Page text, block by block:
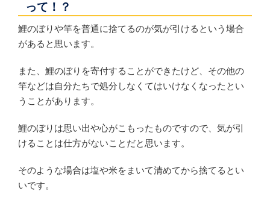
って！？
鯉のぼりや竿を普通に捨てるのが気が引けるという場合
があると思います。
また、鯉のぼりを寄付することができたけど、その他の
竿などは自分たちで処分しなくてはいけなくなったとい
うことがあります。
鯉のぼりは思い出や心がこもったものですので、気が引
けることは仕方がないことだと思います。
そのような場合は塩や米をまいて清めてから捨てるとい
いです。